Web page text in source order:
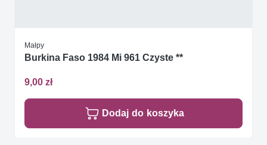
Małpy
Burkina Faso 1984 Mi 961 Czyste **
9,00 zł
Dodaj do koszyka